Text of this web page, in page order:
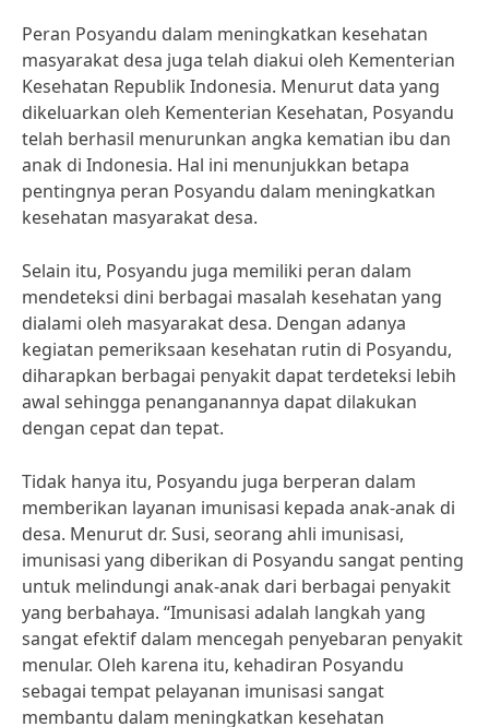
Peran Posyandu dalam meningkatkan kesehatan
masyarakat desa juga telah diakui oleh Kementerian
Kesehatan Republik Indonesia. Menurut data yang
dikeluarkan oleh Kementerian Kesehatan, Posyandu
telah berhasil menurunkan angka kematian ibu dan
anak di Indonesia. Hal ini menunjukkan betapa
pentingnya peran Posyandu dalam meningkatkan
kesehatan masyarakat desa.
Selain itu, Posyandu juga memiliki peran dalam
mendeteksi dini berbagai masalah kesehatan yang
dialami oleh masyarakat desa. Dengan adanya
kegiatan pemeriksaan kesehatan rutin di Posyandu,
diharapkan berbagai penyakit dapat terdeteksi lebih
awal sehingga penanganannya dapat dilakukan
dengan cepat dan tepat.
Tidak hanya itu, Posyandu juga berperan dalam
memberikan layanan imunisasi kepada anak-anak di
desa. Menurut dr. Susi, seorang ahli imunisasi,
imunisasi yang diberikan di Posyandu sangat penting
untuk melindungi anak-anak dari berbagai penyakit
yang berbahaya. “Imunisasi adalah langkah yang
sangat efektif dalam mencegah penyebaran penyakit
menular. Oleh karena itu, kehadiran Posyandu
sebagai tempat pelayanan imunisasi sangat
membantu dalam meningkatkan kesehatan